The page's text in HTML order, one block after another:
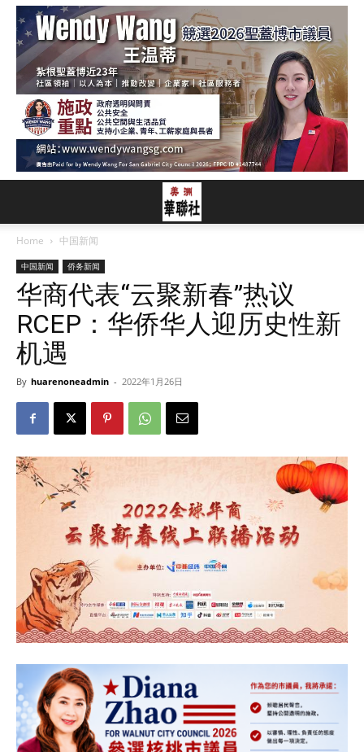
Home 中国新闻
中国新闻 侨务新闻
华商代表“云聚新春”热议
RCEP：华侨华人迎历史性新
机遇
By huarenoneadmin - 2022年1月26日